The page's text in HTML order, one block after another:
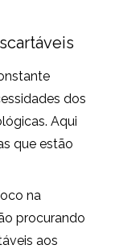
dos
Aqui
que estão
na
procurando
aos